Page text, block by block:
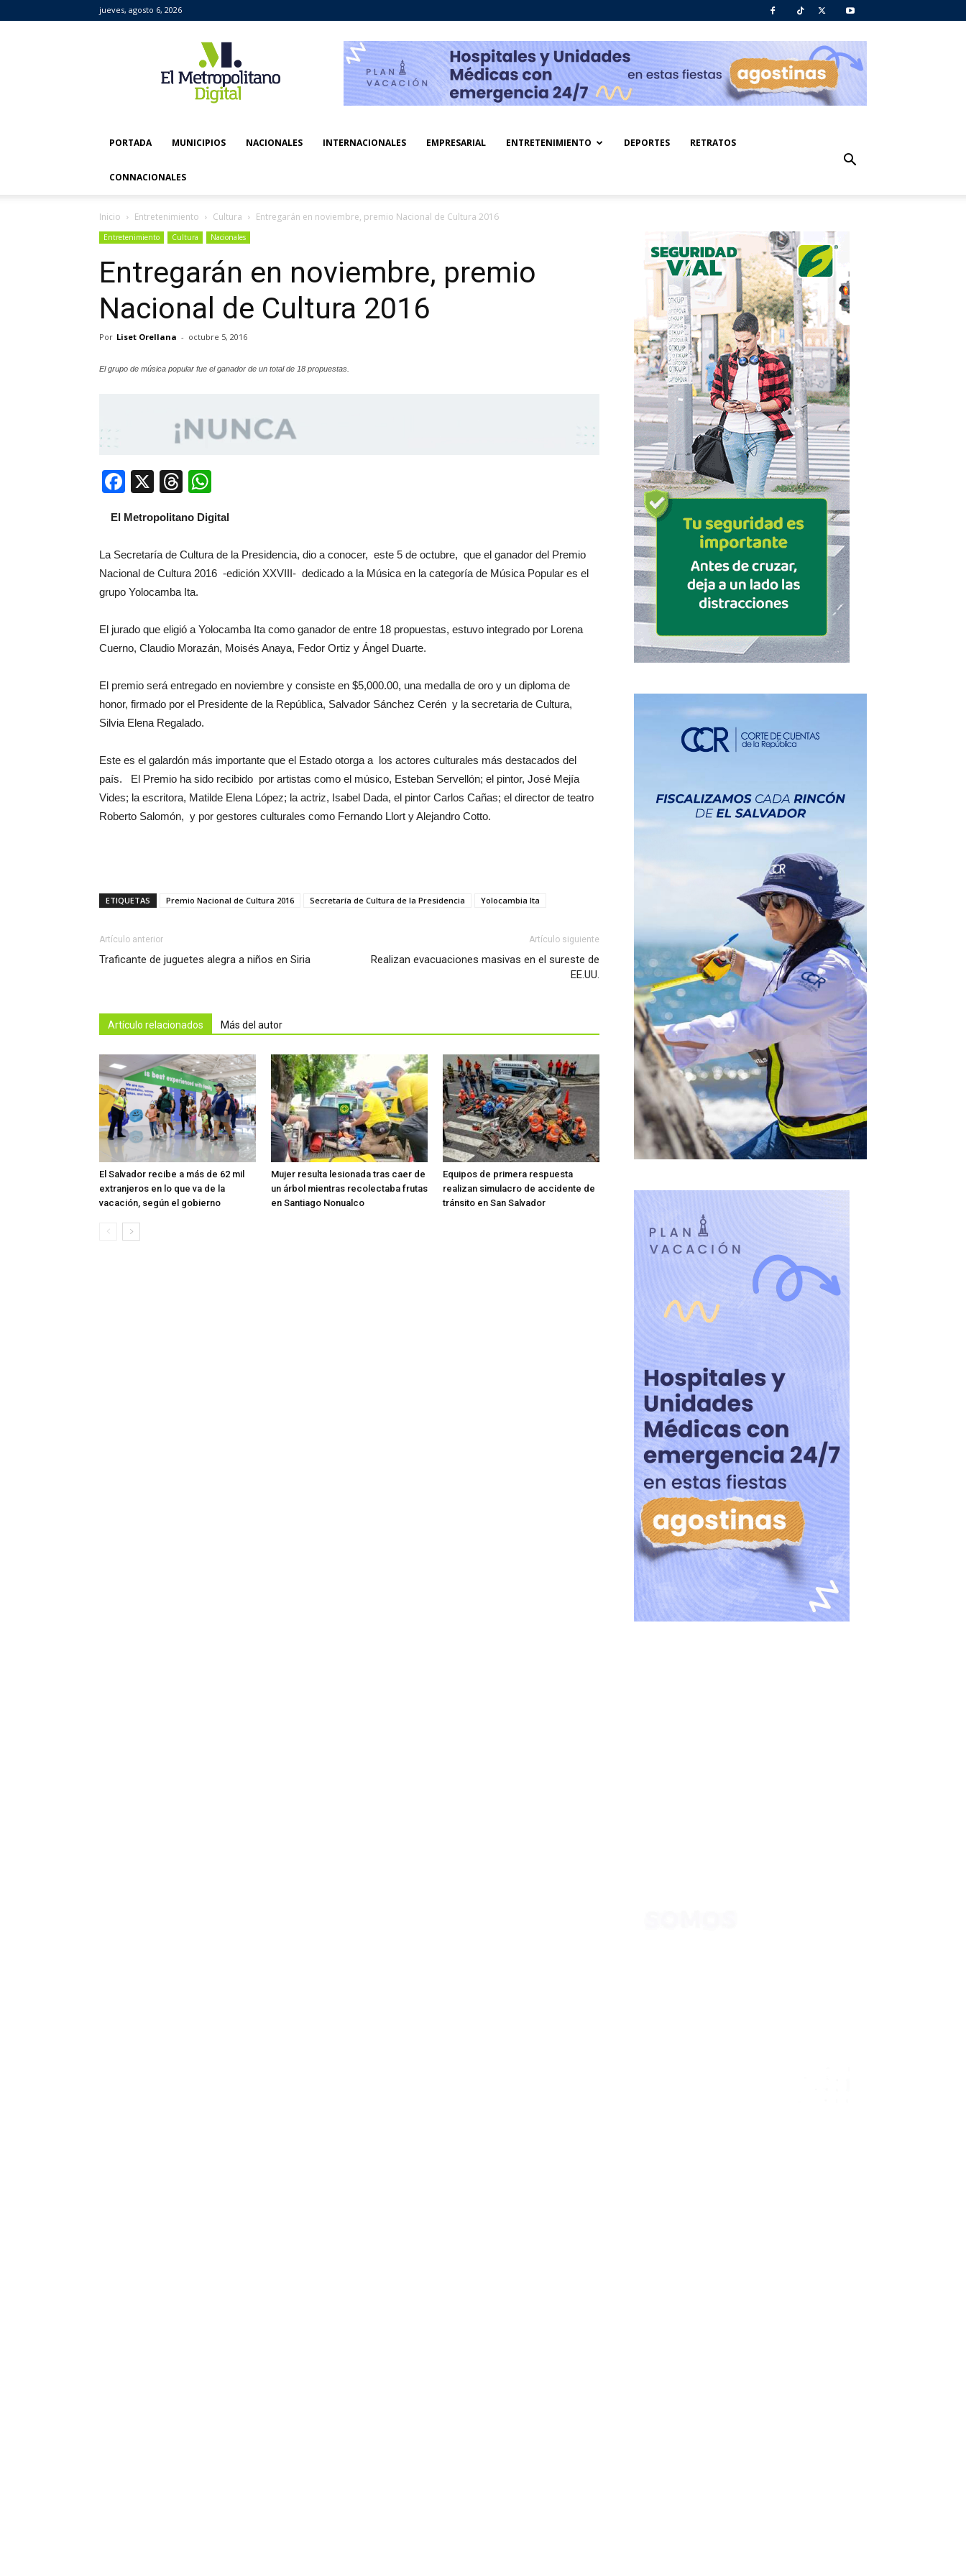
jueves, agosto 6, 2026
Metropolitano
Digital
PORTADA MUNICIPIOS NACIONALES INTERNACIONALES EMPRESARIAL ENTRETENIMIENTO DEPORTES RETRATOS
CONNACIONALES
Inicio Entretenimiento Cultura Entregarán en noviembre, premio Nacional de Cultura 2016
Entretenimiento Cultura Nacionales
Entregarán en noviembre, premio
Nacional de Cultura 2016
Por Liset Orellana - octubre 5, 2016
El grupo de música popular fue el ganador de un total de 18 propuestas.
Facebook
X Threads
El Metropolitano Digital
La Secretaría de Cultura de la Presidencia, dio a conocer, este 5 de octubre, que el ganador del Premio
Nacional de Cultura 2016 -edición XXVIII- dedicado a la Música en la categoría de Música Popular es el
grupo Yolocamba Ita.
El jurado que eligió a Yolocamba Ita como ganador de entre 18 propuestas, estuvo integrado por Lorena
Cuerno, Claudio Morazán, Moisés Anaya, Fedor Ortiz y Ángel Duarte.
El premio será entregado en noviembre y consiste en $5,000.00, una medalla de oro y un diploma de
honor, firmado por el Presidente de la República, Salvador Sánchez Cerén y la secretaria de Cultura,
Silvia Elena Regalado.
Este es el galardón más importante que el Estado otorga a los actores culturales más destacados del
país. El Premio ha sido recibido por artistas como el músico, Esteban Servellón; el pintor, José Mejía
Vides; la escritora, Matilde Elena López; la actriz, Isabel Dada, el pintor Carlos Cañas; el director de teatro
Roberto Salomón, y por gestores culturales como Fernando Llort y Alejandro Cotto.
ETIQUETAS Premio Nacional de Cultura 2016 Secretaría de Cultura de la Presidencia Yolocambia Ita
Artículo anterior
Traficante de juguetes alegra a niños en Siria
Artículo siguiente
Realizan evacuaciones masivas en el sureste de
EE.UU.
Artículo relacionados Más del autor
El Salvador recibe a más de 62 mil
extranjeros en lo que va de la
vacación, según el gobierno
Mujer resulta lesionada tras caer de
un árbol mientras recolectaba frutas
en Santiago Nonualco
Equipos de primera respuesta
realizan simulacro de accidente de
tránsito en San Salvador